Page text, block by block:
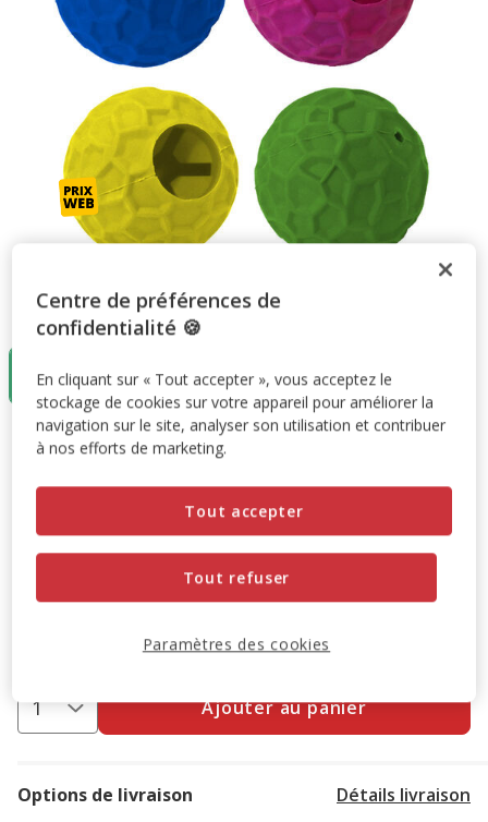
Taille:6cm
5.79€
Promotion disponible
3+1 offert SUPER LOTS : 3 achetés = le 4ème offert à
l'ajout de 4 produits au panier.Offre valable sur une
sélection de produits.Retrouvez la sélection.
Prix 5.79€
5.79€
Ajouter au panier
Options de livraison Détails livraison
Centre de préférences de
confidentialité 🍪
En cliquant sur « Tout accepter », vous acceptez le
stockage de cookies sur votre appareil pour améliorer la
navigation sur le site, analyser son utilisation et contribuer
à nos efforts de marketing.
Tout refuser
Tout accepter
Paramètres des cookies